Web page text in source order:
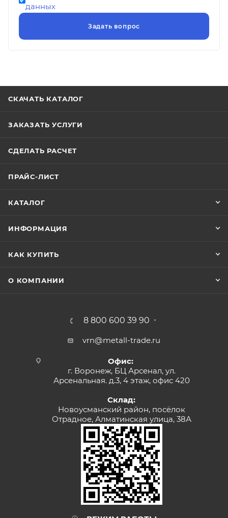
данных
СКАЧАТЬ КАТАЛОГ
ЗАКАЗАТЬ УСЛУГИ
СДЕЛАТЬ РАСЧЕТ
ПРАЙС-ЛИСТ
КАТАЛОГ
ИНФОРМАЦИЯ
КАК КУПИТЬ
О КОМПАНИИ
8 800 600 39 90
vrn@metall-trade.ru
Офис:
г. Воронеж, БЦ Арсенал, ул.
Арсенальная. д.3, 4 этаж, офис 420
Склад:
Новоусманский район, посёлок
Отрадное, Алматинская улица, 38А